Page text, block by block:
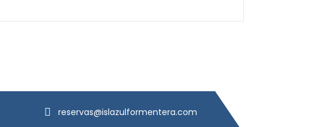
reservas@islazulformentera.com